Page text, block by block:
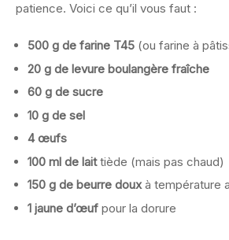
patience. Voici ce qu’il vous faut :
500 g de farine T45 (ou farine à
20 g de levure boulangère fraîche
60 g de sucre
10 g de sel
4 œufs
100 ml de laittiède (mais pas chaud)
150 g de beurre douxà température
1 jaune d’œuf pour la dorure